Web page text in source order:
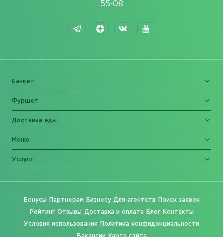
55-08
Банкет
Фуршет
Доставка еды
Меню
Услуги
Бонусы Партнерам Бизнесу Для агентств Поиск заявок
Рейтинг Отзывы Доставка и оплата Блог Контакты
Условия использования Политика конфиденциальности
Вакансии Карта сайта